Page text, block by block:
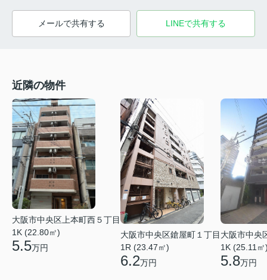
メールで共有する LINEで共有する
近隣の物件
大阪市中央区上本町西５丁目
1K (22.80㎡)
5.5万円
大阪市中央区鎗屋町１丁目
1R (23.47㎡)
6.2万円
大阪市中央
1K (25.11㎡
5.8万円